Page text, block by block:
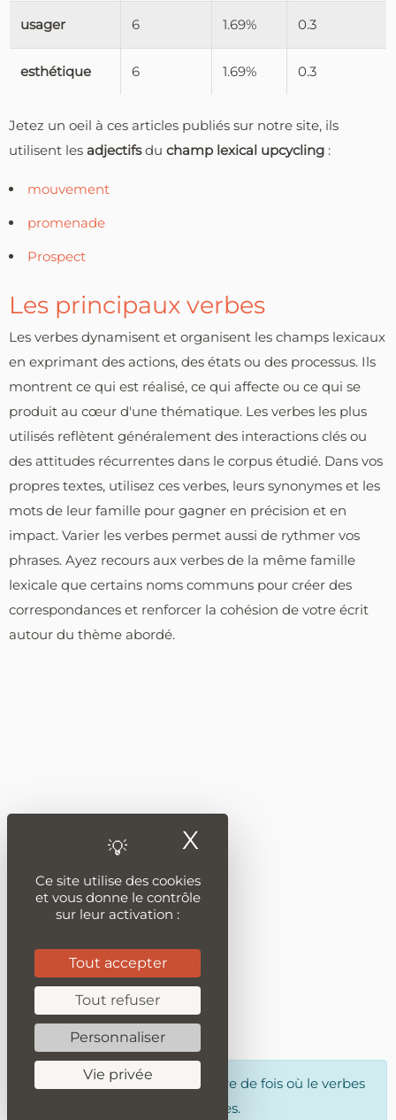
usager 6 1.69% 0.3
esthétique 6 1.69% 0.3
Jetez un oeil à ces articles publiés sur notre site, ils
utilisent les adjectifsdu champ lexical upcycling :
mouvement
promenade
Prospect
Les principaux verbes
Les verbes dynamisent et organisent les champs lexicaux
en exprimant des actions, des états ou des processus. Ils
montrent ce qui est réalisé, ce qui affecte ou ce qui se
produit au cœur d'une thématique. Les verbes les plus
utilisés reflètent généralement des interactions clés ou
des attitudes récurrentes dans le corpus étudié. Dans vos
propres textes, utilisez ces verbes, leurs synonymes et les
mots de leur famille pour gagner en précision et en
impact. Varier les verbes permet aussi de rythmer vos
phrases. Ayez recours aux verbes de la même famille
lexicale que certains noms communs pour créer des
correspondances et renforcer la cohésion de votre écrit
autour du thème abordé.
Nombre
correspond au nombre de fois où le verbes
a été trouvé dans tous les textes.
Ce site utilise des cookies
et vous donne le contrôle
sur leur activation :
Tout accepter
Tout refuser
Personnaliser
Vie privée
X